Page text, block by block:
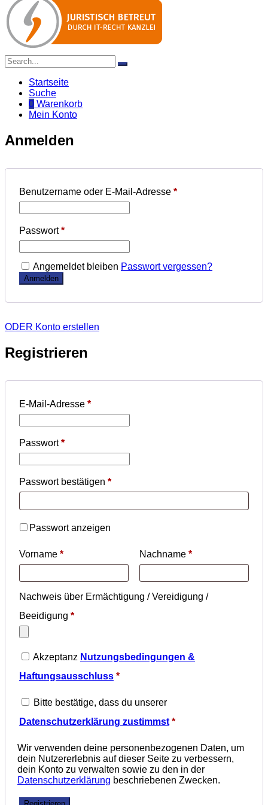
Startseite
Suche
0 Warenkorb
Mein Konto
Anmelden
Benutzername oder E-Mail-Adresse *
Passwort*
Angemeldet bleiben Passwort vergessen?
ODER Konto erstellen
Registrieren
E-Mail-Adresse *
Passwort*
Passwort bestätigen *
Passwort anzeigen
Vorname * Nachname *
Nachweis über Ermächtigung / Vereidigung /
Beeidigung *
Akzeptanz Nutzungsbedingungen &
Haftungsausschluss *
Bitte bestätige, dass du unserer
Datenschutzerklärung zustimmst *
Wir verwenden deine personenbezogenen Daten, um
dein Nutzererlebnis auf dieser Seite zu verbessern,
dein Konto zu verwalten sowie zu den in der
Datenschutzerklärung beschriebenen Zwecken.